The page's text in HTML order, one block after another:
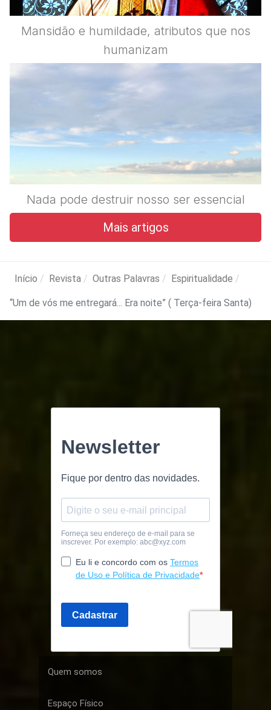
Mansidão e humildade, atributos que nos
humanizam
Nada pode destruir nosso ser essencial
Mais artigos
Início Revista Outras Palavras Espiritualidade
“Um de vós me entregará... Era noite” ( Terça-feira Santa)
Quem somos
Espaço Físico